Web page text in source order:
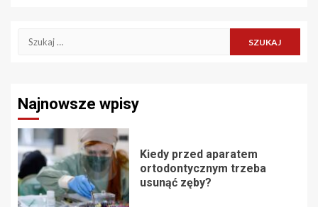
Szukaj:
Najnowsze wpisy
Kiedy przed aparatem
ortodontycznym trzeba
usunąć zęby?